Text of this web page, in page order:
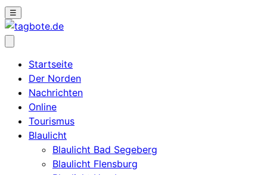
☰
Startseite
Der Norden
Nachrichten
Online
Tourismus
Blaulicht
Blaulicht Bad Segeberg
Blaulicht Flensburg